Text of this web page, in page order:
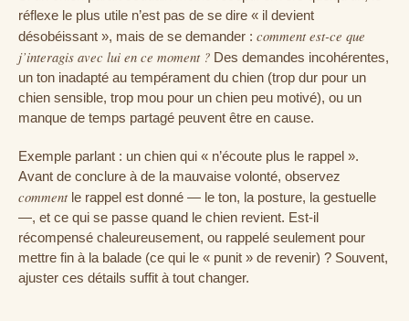
réflexe le plus utile n’est pas de se dire « il devient
désobéissant », mais de se demander : comment est-ce que
j’interagis avec lui en ce moment ? Des demandes incohérentes,
un ton inadapté au tempérament du chien (trop dur pour un
chien sensible, trop mou pour un chien peu motivé), ou un
manque de temps partagé peuvent être en cause.
Exemple parlant : un chien qui « n’écoute plus le rappel ».
Avant de conclure à de la mauvaise volonté, observez
commentle rappel est donné — le ton, la posture, la gestuelle
—, et ce qui se passe quand le chien revient. Est-il
récompensé chaleureusement, ou rappelé seulement pour
mettre fin à la balade (ce qui le « punit » de revenir) ? Souvent,
ajuster ces détails suffit à tout changer.